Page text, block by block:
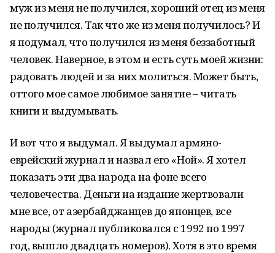
муж из меня не получился, хороший отец из меня
не получился. Так что же из меня получилось? И
я подумал, что получился из меня беззаботный
человек. Наверное, в этом и есть суть моей жизни:
радовать людей и за них молиться. Может быть,
оттого мое самое любимое занятие – читать
книги и выдумывать.
И вот что я выдумал. Я выдумал армяно-
еврейский журнал и назвал его «Ной». Я хотел
показать эти два народа на фоне всего
человечества. Деньги на издание жертвовали
мне все, от азербайджанцев до японцев, все
народы (журнал публиковался с 1992 по 1997
год, вышло двадцать номеров). Хотя в это время